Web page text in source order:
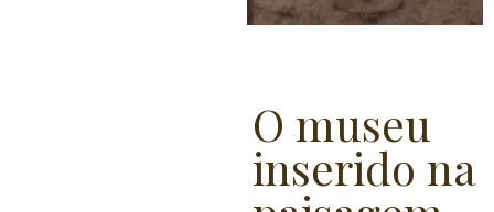
O museu
inserido na